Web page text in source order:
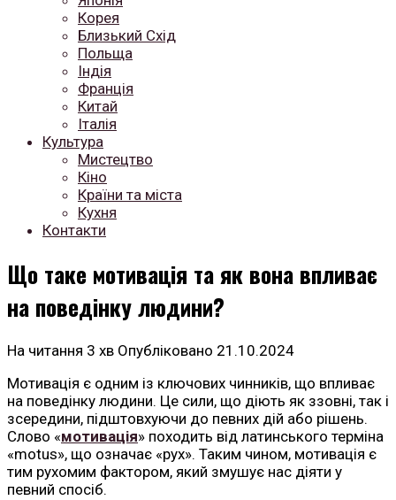
Корея
Близький Схід
Польща
Індія
Франція
Китай
Італія
Культура
Мистецтво
Кіно
Країни та міста
Кухня
Контакти
Що таке мотивація та як вона впливає
на поведінку людини?
На читання 3 хв Опубліковано 21.10.2024
Мотивація є одним із ключових чинників, що впливає
на поведінку людини. Це сили, що діють як ззовні, так і
зсередини, підштовхуючи до певних дій або рішень.
Слово «мотивація» походить від латинського терміна
«motus», що означає «рух». Таким чином, мотивація є
тим рухомим фактором, який змушує нас діяти у
певний спосіб.